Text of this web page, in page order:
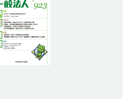
実務の処方箋
定試験一問一答
の「新公益信託」活用戦略
イント
逆引きガイドライン